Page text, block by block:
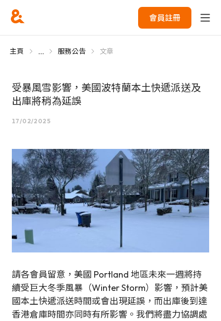
會員註冊
主頁 ... 服務公告 文章
受暴風雪影響，美國波特蘭本土快遞派送及
出庫將稍為延誤
17/02/2025
請各會員留意，美國 Portland 地區未來一週將持
續受巨大冬季風暴（Winter Storm）影響，預計美
國本土快遞派送時間或會出現延誤，而出庫後到達
香港倉庫時間亦同時有所影響。我們將盡力協調處